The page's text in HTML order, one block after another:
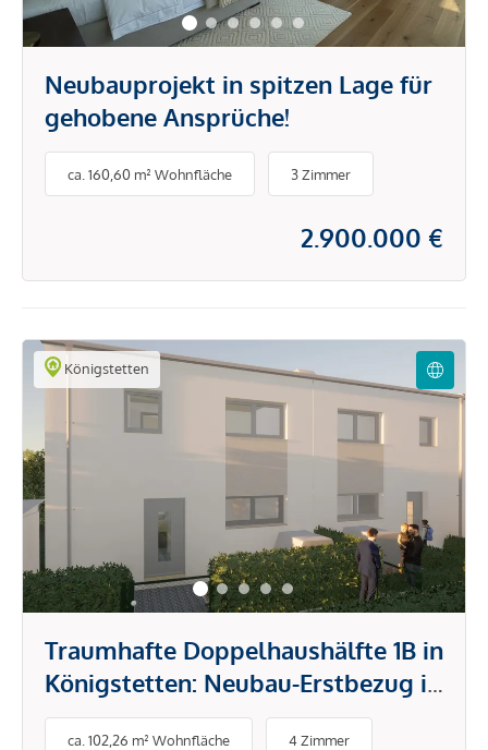
Neubauprojekt in spitzen Lage für
gehobene Ansprüche!
ca. 160,60 m² Wohnfläche 3 Zimmer
2.900.000 €
Königstetten
Traumhafte Doppelhaushälfte 1B in
Königstetten: Neubau-Erstbezug in
Niedrigstenergiebauweise
ca. 102,26 m² Wohnfläche 4 Zimmer